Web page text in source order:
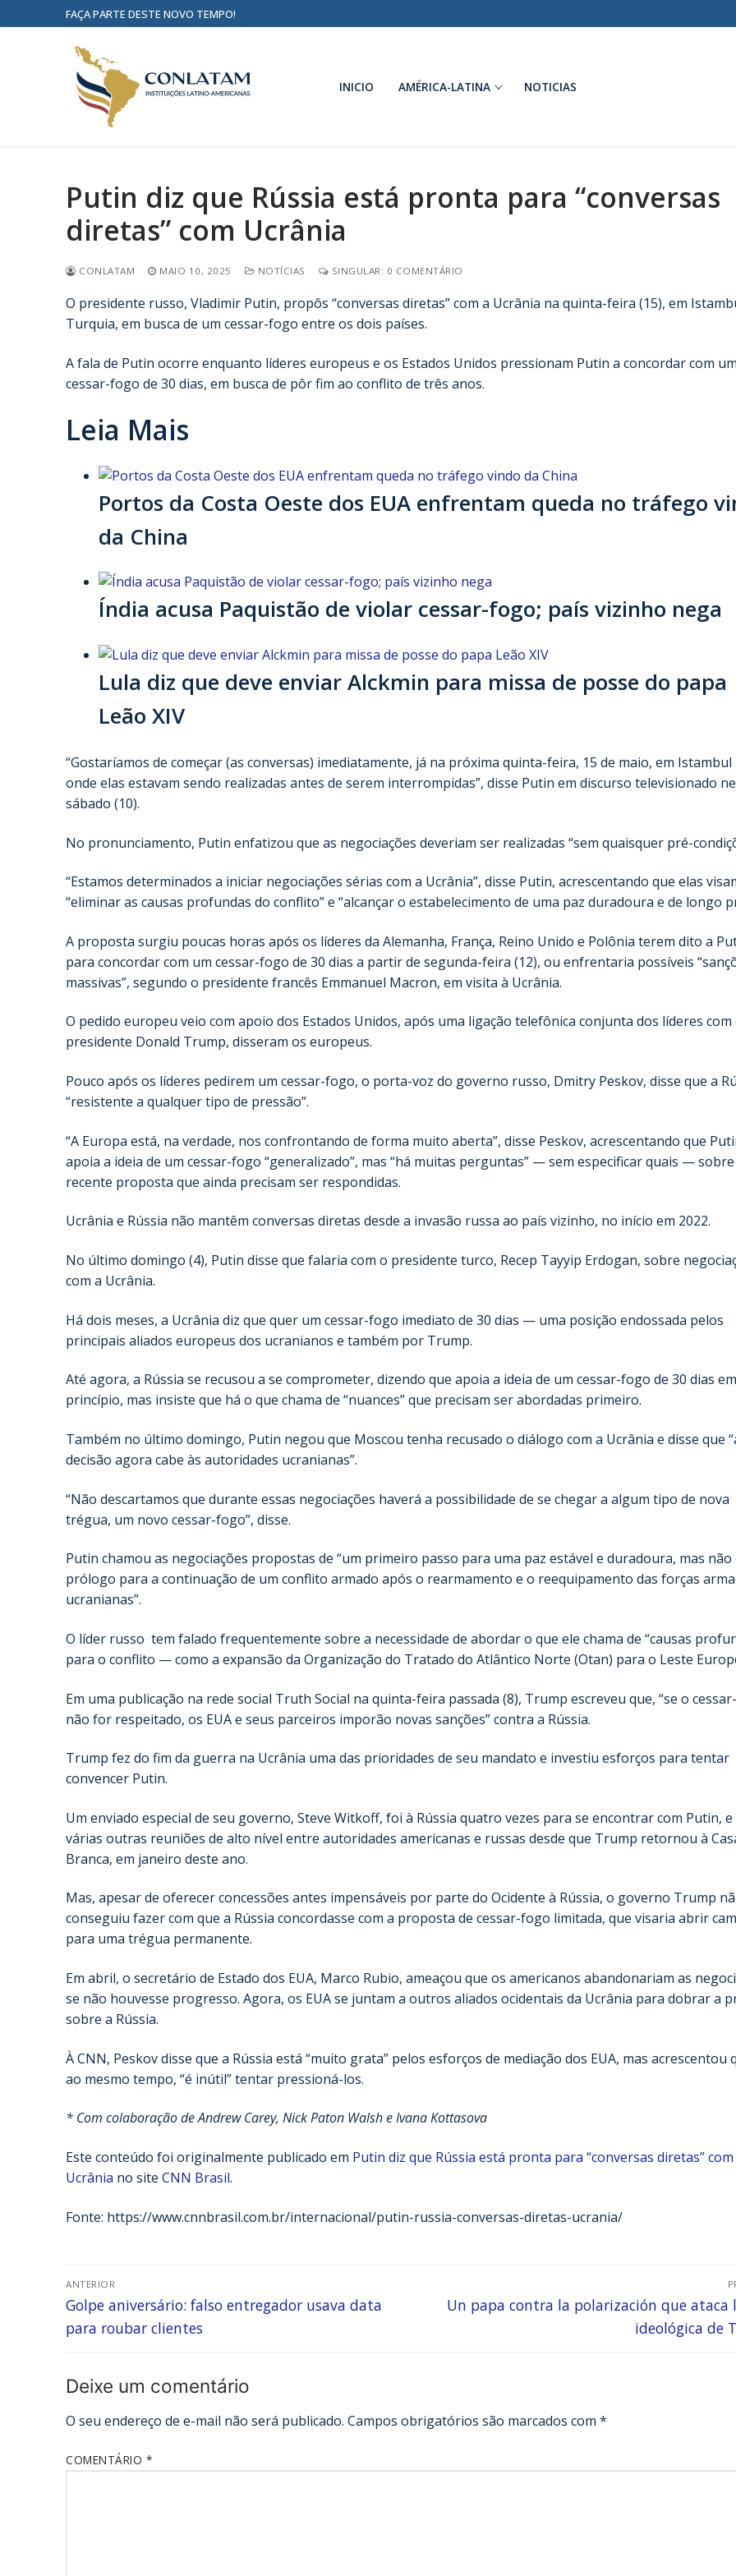
FAÇA PARTE DESTE NOVO TEMPO!
INICIO AMÉRICA-LATINA NOTICIAS
Putin diz que Rússia está pronta para “conversas
diretas” com Ucrânia
CONLATAM MAIO 10, 2025 NOTÍCIAS SINGULAR: 0 COMENTÁRIO
O presidente russo, Vladimir Putin, propôs “conversas diretas” com a Ucrânia na quinta-feira (15), em
Turquia, em busca de um cessar-fogo entre os dois países.
A fala de Putin ocorre enquanto líderes europeus e os Estados Unidos pressionam Putin a concordar com um
cessar-fogo de 30 dias, em busca de pôr fim ao conflito de três anos.
Leia Mais
Portos da Costa Oeste dos EUA enfrentam queda no tráfego
da China
Índia acusa Paquistão de violar cessar-fogo; país vizinho nega
Lula diz que deve enviar Alckmin para missa de posse do papa
Leão XIV
“Gostaríamos de começar (as conversas) imediatamente, já na próxima quinta-feira, 15 de maio, em
onde elas estavam sendo realizadas antes de serem interrompidas”, disse Putin em discurso televisionado
sábado (10).
No pronunciamento, Putin enfatizou que as negociações deveriam ser realizadas “sem quaisquer pré-
“Estamos determinados a iniciar negociações sérias com a Ucrânia”, disse Putin, acrescentando que elas
“eliminar as causas profundas do conflito” e “alcançar o estabelecimento de uma paz duradoura e de longo
A proposta surgiu poucas horas após os líderes da Alemanha, França, Reino Unido e Polônia terem dito a
para concordar com um cessar-fogo de 30 dias a partir de segunda-feira (12), ou enfrentaria possíveis
massivas”, segundo o presidente francês Emmanuel Macron, em visita à Ucrânia.
O pedido europeu veio com apoio dos Estados Unidos, após uma ligação telefônica conjunta dos líderes com
presidente Donald Trump, disseram os europeus.
Pouco após os líderes pedirem um cessar-fogo, o porta-voz do governo russo, Dmitry Peskov, disse que a
“resistente a qualquer tipo de pressão”.
“A Europa está, na verdade, nos confrontando de forma muito aberta”, disse Peskov, acrescentando que
apoia a ideia de um cessar-fogo “generalizado”, mas “há muitas perguntas” — sem especificar quais — sobre
recente proposta que ainda precisam ser respondidas.
Ucrânia e Rússia não mantêm conversas diretas desde a invasão russa ao país vizinho, no início em 2022.
No último domingo (4), Putin disse que falaria com o presidente turco, Recep Tayyip Erdogan, sobre
com a Ucrânia.
Há dois meses, a Ucrânia diz que quer um cessar-fogo imediato de 30 dias — uma posição endossada pelos
principais aliados europeus dos ucranianos e também por Trump.
Até agora, a Rússia se recusou a se comprometer, dizendo que apoia a ideia de um cessar-fogo de 30 dias em
princípio, mas insiste que há o que chama de “nuances” que precisam ser abordadas primeiro.
Também no último domingo, Putin negou que Moscou tenha recusado o diálogo com a Ucrânia e disse que
decisão agora cabe às autoridades ucranianas”.
“Não descartamos que durante essas negociações haverá a possibilidade de se chegar a algum tipo de nova
trégua, um novo cessar-fogo”, disse.
Putin chamou as negociações propostas de “um primeiro passo para uma paz estável e duradoura, mas não
prólogo para a continuação de um conflito armado após o rearmamento e o reequipamento das forças
ucranianas”.
O líder russo tem falado frequentemente sobre a necessidade de abordar o que ele chama de “causas
para o conflito — como a expansão da Organização do Tratado do Atlântico Norte (Otan) para o Leste
Em uma publicação na rede social Truth Social na quinta-feira passada (8), Trump escreveu que, “se o
não for respeitado, os EUA e seus parceiros imporão novas sanções” contra a Rússia.
Trump fez do fim da guerra na Ucrânia uma das prioridades de seu mandato e investiu esforços para tentar
convencer Putin.
Um enviado especial de seu governo, Steve Witkoff, foi à Rússia quatro vezes para se encontrar com Putin,
várias outras reuniões de alto nível entre autoridades americanas e russas desde que Trump retornou à
Branca, em janeiro deste ano.
Mas, apesar de oferecer concessões antes impensáveis por parte do Ocidente ​​à Rússia, o governo Trump
conseguiu fazer com que a Rússia concordasse com a proposta de cessar-fogo limitada, que visaria abrir
para uma trégua permanente.
Em abril, o secretário de Estado dos EUA, Marco Rubio, ameaçou que os americanos abandonariam as
se não houvesse progresso. Agora, os EUA se juntam a outros aliados ocidentais da Ucrânia para dobrar a
sobre a Rússia.
À CNN, Peskov disse que a Rússia está “muito grata” pelos esforços de mediação dos EUA, mas acrescentou
ao mesmo tempo, “é inútil” tentar pressioná-los.
* Com colaboração de Andrew Carey, Nick Paton Walsh e Ivana Kottasova
Este conteúdo foi originalmente publicado em Putin diz que Rússia está pronta para “conversas diretas” com
Ucrânia no site CNN Brasil.
Fonte: https://www.cnnbrasil.com.br/internacional/putin-russia-conversas-diretas-ucrania/
ANTERIOR
Golpe aniversário: falso entregador usava data
para roubar clientes
Un papa contra la polarización que ataca
ideológica de
Deixe um comentário
O seu endereço de e-mail não será publicado. Campos obrigatórios são marcados com *
COMENTÁRIO *